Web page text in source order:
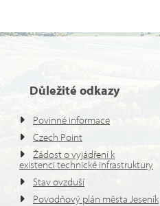
Důležité odkazy
Povinné informace
Czech Point
Žádost o vyjádření k
existenci technické infrastruktury
Stav ovzduší
Povodňový plán města Jeseník